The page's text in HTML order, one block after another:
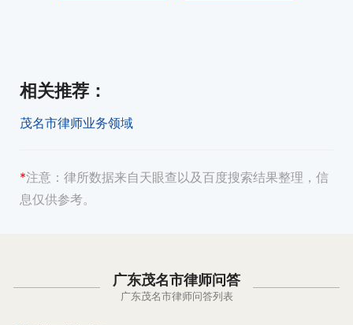
相关推荐 ：
茂名市律师业务领域
*注意： 律所数据来自天眼查以及百度搜索结果整理，信
息仅供参考。
广东茂名市律师问答
广东茂名市律师问答列表